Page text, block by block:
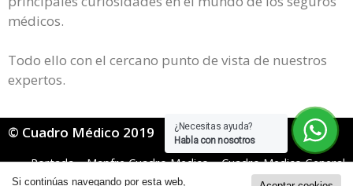
¿Necesitas ayuda?
Habla con nosotros
médicos.
Todo ello con el cercano punto de vista de nuestros
expertos.
© Cuadro Médico 2019
Portada»Mapfre Cuadro Medico»Cuadro Medico General
Mapfre»mapfre cuadro medico Pontevedra
Si continúas navegando por esta web,